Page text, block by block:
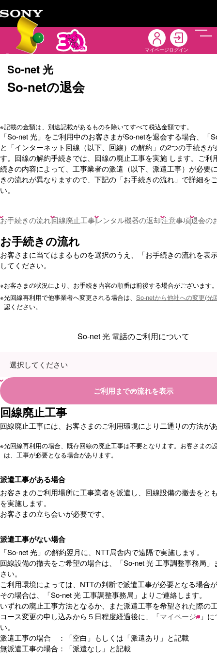
マイページ ログイン
メニ
So-net 光
So-netの退会
※記載の金額は、別途記載があるものを除いてすべて税込金額です。
「So-net 光」をご利用中のお客さまがSo-netを退会する場合、「
と「インターネット回線（以下、回線）の解約」の2つの手続き
す。回線の解約手続きでは、回線の廃止工事を実施 します。ご利
続きの内容によって、工事業者の派遣（以下、派遣工事）が必要
きの流れが異なりますので、下記の「お手続きの流れ」で詳細を
い。
お手続きの流れ回線廃止工事レンタル機器の返却注意事項退会の
お手続きの流れ
お客さまに当てはまるものを選択のうえ、「お手続きの流れを表
してください。
※お客さまの状況により、お手続き内容の順番は前後する場合がございます
※光回線再利用で他事業者へ変更される場合は、 So-netから他社への変更(光
認ください。
So-net 光 電話のご利用について
ご利用までの流れを表示
回線廃止工事
回線廃止工事には、お客さまのご利用環境により二通りの方法が
※光回線再利用の場合、既存回線の廃止工事は不要となります。お客さまの
は、工事が必要となる場合があります。
派遣工事がある場合
お客さまのご利用場所に工事業者を派遣し、回線設備の撤去をと
を実施します。
お客さまの立ち会いが必要です。
派遣工事がない場合
「So-net 光」の解約翌月に、NTT局舎内で遠隔で実施します。
回線設備の撤去をご希望の場合は、「So-net 光 工事調整事務局」
さい。
ご利用環境によっては、NTTの判断で派遣工事が必要となる場合
その場合は、「So-net 光 工事調整事務局」よりご連絡します。
いずれの廃止工事方法となるか、また派遣工事を希望された際の
コース変更の申し込みから５日程度経過後に、「マイページ
」
い。
派遣工事の場合 ：「空白」もしくは「派遣あり」と記載
無派遣工事の場合：「派遣なし」と記載